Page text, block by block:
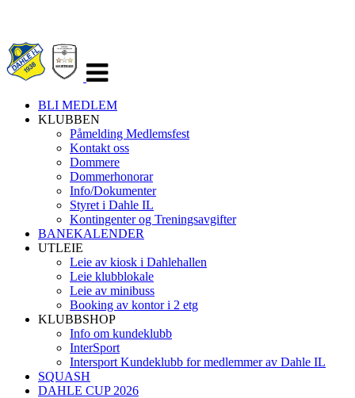
navigasjon
BLI MEDLEM
KLUBBEN
Påmelding Medlemsfest
Kontakt oss
Dommere
Dommerhonorar
Info/Dokumenter
Styret i Dahle IL
Kontingenter og Treningsavgifter
BANEKALENDER
UTLEIE
Leie av kiosk i Dahlehallen
Leie klubblokale
Leie av minibuss
Booking av kontor i 2 etg
KLUBBSHOP
Info om kundeklubb
InterSport
Intersport Kundeklubb for medlemmer av Dahle IL
SQUASH
DAHLE CUP 2026